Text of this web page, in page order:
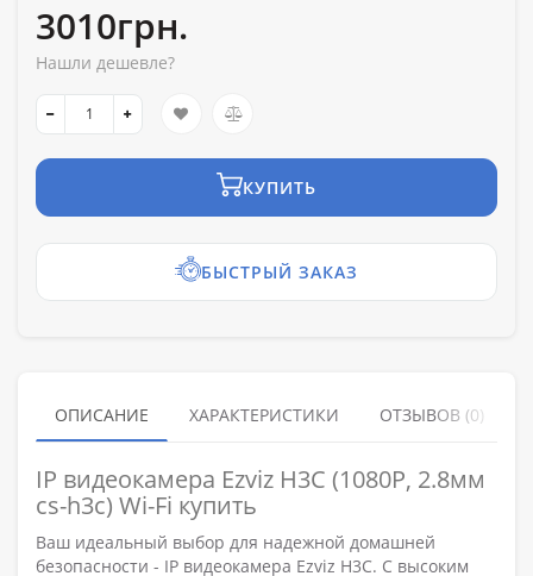
3010грн.
Нашли дешевле?
КУПИТЬ
БЫСТРЫЙ ЗАКАЗ
ОПИСАНИЕ ХАРАКТЕРИСТИКИ ОТЗЫВОВ (0)
IP видеокамера Ezviz H3C (1080P, 2.8мм
cs-h3c) Wi-Fi купить
Ваш идеальный выбор для надежной домашней
безопасности - IP видеокамера Ezviz H3C. С высоким